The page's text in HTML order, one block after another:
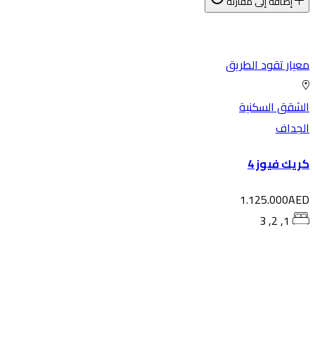
تقود الطريق
السكنية
فيوز 4
1, 2, 3